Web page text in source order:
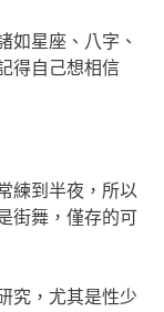
如星座、八字、
得自己想相信
練到半夜，所以
街舞，僅存的可
究，尤其是性少